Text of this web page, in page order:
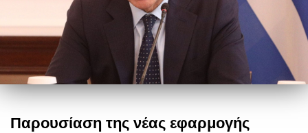
Παρουσίαση της νέας εφαρμογής